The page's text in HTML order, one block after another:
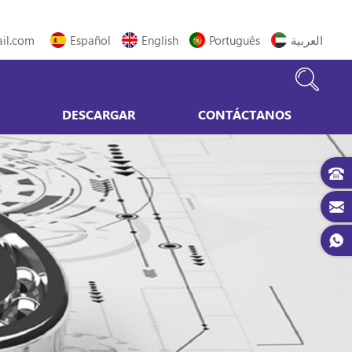
Español
English Português العربية
DESCARGAR CONTÁCTANOS